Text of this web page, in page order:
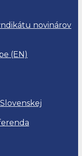
novinárov
(EN)